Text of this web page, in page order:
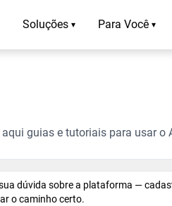
Soluções ▾ Para Você ▾
guias e tutoriais para usar o
dúvida sobre a plataforma —
o caminho certo.